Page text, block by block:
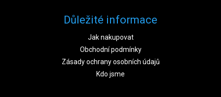
Důležité informace
Jak nakupovat
Obchodní podmínky
Zásady ochrany osobních údajů
Kdo jsme